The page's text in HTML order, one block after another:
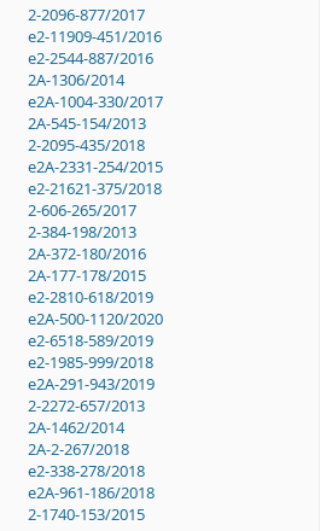
2-2096-877/2017
e2-11909-451/2016
e2-2544-887/2016
2A-1306/2014
e2A-1004-330/2017
2A-545-154/2013
2-2095-435/2018
e2A-2331-254/2015
e2-21621-375/2018
2-606-265/2017
2-384-198/2013
2A-372-180/2016
2A-177-178/2015
e2-2810-618/2019
e2A-500-1120/2020
e2-6518-589/2019
e2-1985-999/2018
e2A-291-943/2019
2-2272-657/2013
2A-1462/2014
2A-2-267/2018
e2-338-278/2018
e2A-961-186/2018
2-1740-153/2015